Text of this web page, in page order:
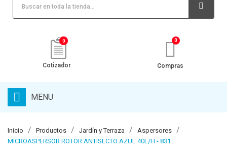
0
Cotizador Compras
MENU
Inicio Productos Jardín y Terraza
Aspersores
MICROASPERSOR ROTOR ANTISECTO AZUL 40L/H - 831